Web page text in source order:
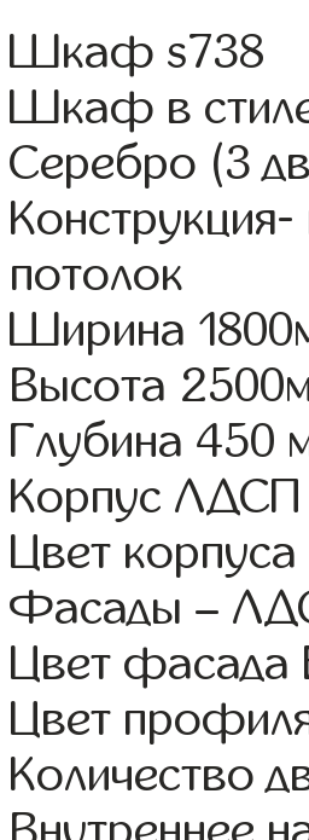
Шкаф s738
Шкаф в
Серебро (3
потолок
Ширина
Высота
Глубина 450
Корпус ЛДСП
Цвет
Фасады –
Цвет фасада
Цвет
Количество